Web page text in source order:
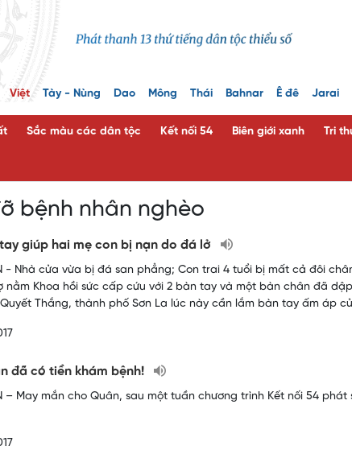
Việt Tày - Nùng Dao Mông Thái Bahnar Ê đê Jarai
Sắc màu các dân tộc Kết nối 54 Biên giới xanh Tri
bệnh nhân nghèo
giúp hai mẹ con bị nạn do đá lở
- Nhà cửa vừa bị đá san phẳng; Con trai 4 tuổi bị mất cả đôi
nằm Khoa hồi sức cấp cứu với 2 bàn tay và một bàn chân đã
Thắng, thành phố Sơn La lúc này cần lắm bàn tay ấm áp
đã có tiền khám bệnh!
– May mắn cho Quân, sau một tuần chương trình Kết nối 54